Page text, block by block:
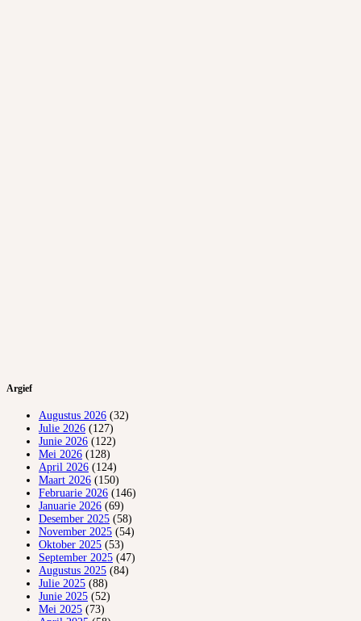
Argief
Augustus 2026 (32)
Julie 2026 (127)
Junie 2026 (122)
Mei 2026 (128)
April 2026 (124)
Maart 2026 (150)
Februarie 2026 (146)
Januarie 2026 (69)
Desember 2025 (58)
November 2025 (54)
Oktober 2025 (53)
September 2025 (47)
Augustus 2025 (84)
Julie 2025 (88)
Junie 2025 (52)
Mei 2025 (73)